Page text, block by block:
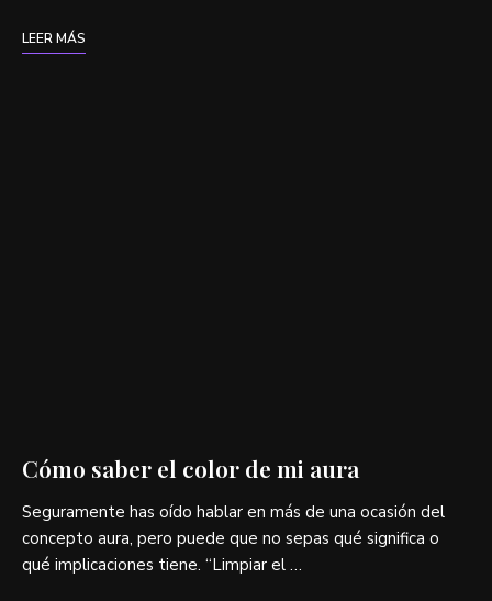
LEER MÁS
Cómo saber el color de mi aura
Seguramente has oído hablar en más de una ocasión del
concepto aura, pero puede que no sepas qué significa o
qué implicaciones tiene. “Limpiar el …